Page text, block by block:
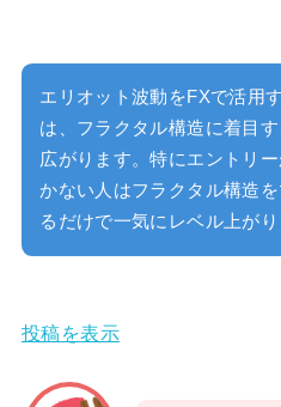
エリオット波動をFXで活用
は、フラクタル構造に着目
広がります。特にエントリ
かない人はフラクタル構造
るだけで一気にレベル上がり
投稿を表示